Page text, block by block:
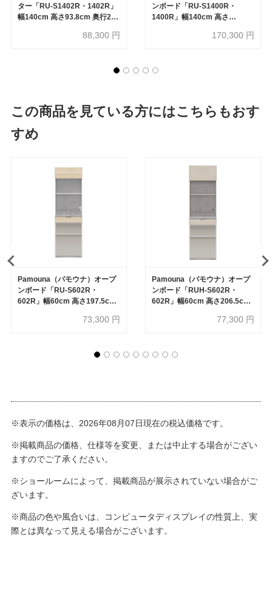
ター「RU-S1402R・1402R」
幅140cm 高さ93.8cm 奥行2サ
88,300 円
ンボード「RU-S1400R・
1400R」幅140cm 高さ
（44.5cm・50cm）下台引出
170,300 円
この商品を見ている方にはこちらもおす
すめ
Pamouna（パモウナ）オープ
ンボード「RU-S602R・
602R」幅60cm 高さ197.5cm
73,300 円
Pamouna（パモウナ）オープ
ンボード「RUH-S602R・
602R」幅60cm 高さ206.5cm
77,300 円
※表示の価格は、2026年08月07日現在の税込価格です。
※掲載商品の価格、仕様等を変更、または中止する場合がござい
ますのでご了承ください。
※ショールームによって、掲載商品が展示されていない場合がご
ざいます。
※商品の色や風合いは、コンピュータディスプレイの性質上、実
際とは異なって見える場合がございます。